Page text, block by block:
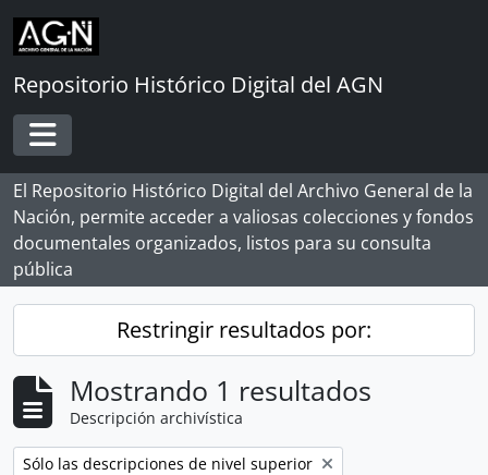
Skip to main content
Repositorio Histórico Digital del AGN
Toggle navigation
El Repositorio Histórico Digital del Archivo General de la
Nación, permite acceder a valiosas colecciones y fondos
documentales organizados, listos para su consulta
pública
Restringir resultados por:
Mostrando 1 resultados
Descripción archivística
Remove filter:
Sólo las descripciones de nivel superior